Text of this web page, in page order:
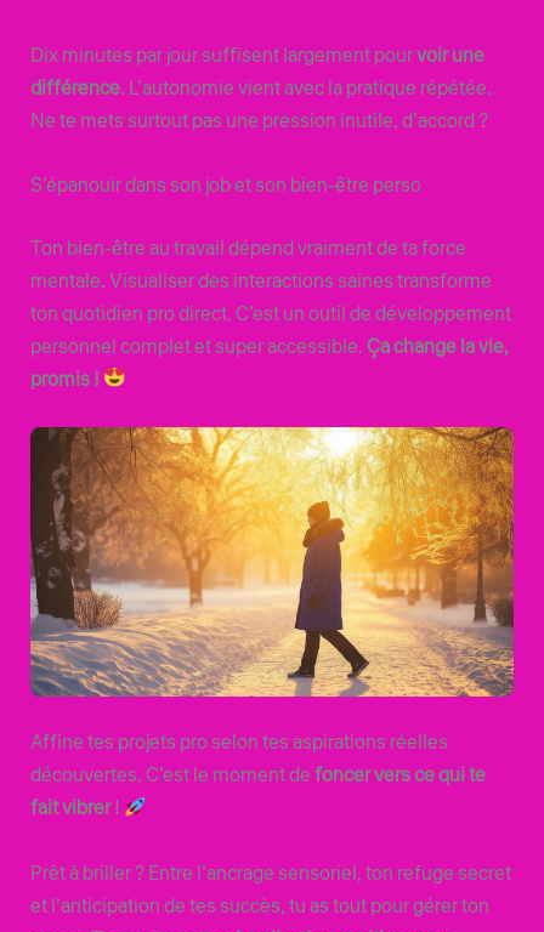
Dix minutes par jour suffisent largement pourvoir une
différence. L’autonomie vient avec la pratique répétée.
Ne te mets surtout pas une pression inutile, d’accord ?
S’épanouir dans son job et son bien-être perso
Ton bien-être au travail dépend vraiment de ta force
mentale. Visualiser des interactions saines transforme
ton quotidien pro direct. C’est un outil de développement
personnel complet et super accessible.Ça change la vie,
promis !
Affine tes projets pro selon tes aspirations réelles
découvertes. C’est le moment defoncer vers ce qui te
fait vibrer!
Prêt à briller ? Entre l’ancrage sensoriel, ton refuge secret
et l’anticipation de tes succès, tu as tout pour gérer ton